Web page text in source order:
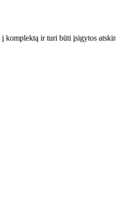
komplektą ir turi būti įsigytos